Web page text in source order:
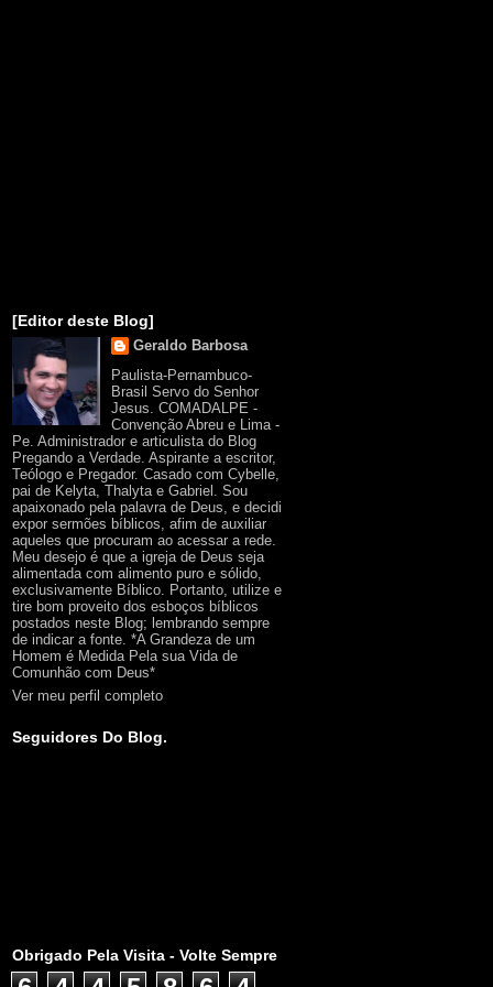
[Editor deste Blog]
Geraldo Barbosa
Paulista-Pernambuco-
Brasil Servo do Senhor
Jesus. COMADALPE -
Convenção Abreu e Lima -
Pe. Administrador e articulista do Blog
Pregando a Verdade. Aspirante a escritor,
Teólogo e Pregador. Casado com Cybelle,
pai de Kelyta, Thalyta e Gabriel. Sou
apaixonado pela palavra de Deus, e decidi
expor sermões bíblicos, afim de auxiliar
aqueles que procuram ao acessar a rede.
Meu desejo é que a igreja de Deus seja
alimentada com alimento puro e sólido,
exclusivamente Bíblico. Portanto, utilize e
tire bom proveito dos esboços bíblicos
postados neste Blog; lembrando sempre
de indicar a fonte. *A Grandeza de um
Homem é Medida Pela sua Vida de
Comunhão com Deus*
Ver meu perfil completo
Seguidores Do Blog.
Obrigado Pela Visita - Volte Sempre